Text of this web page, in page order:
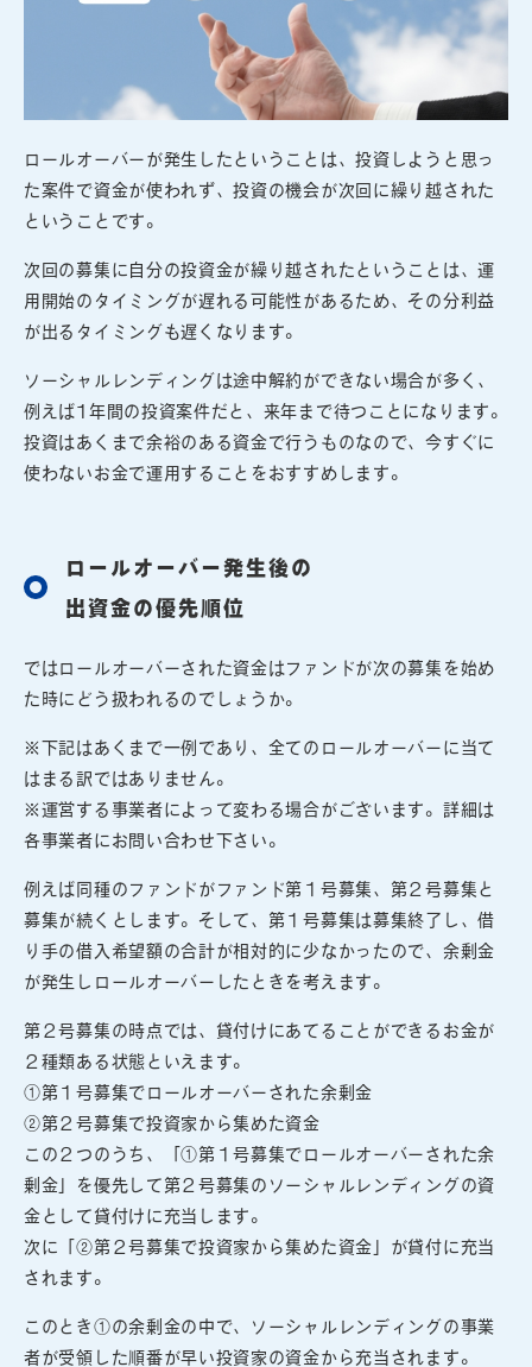
ロールオーバーが発生したということは、投資しようと思っ
た案件で資金が使われず、投資の機会が次回に繰り越された
ということです。
次回の募集に自分の投資金が繰り越されたということは、運
用開始のタイミングが遅れる可能性があるため、その分利益
が出るタイミングも遅くなります。
ソーシャルレンディングは途中解約ができない場合が多く、
例えば1年間の投資案件だと、来年まで待つことになります。
投資はあくまで余裕のある資金で行うものなので、今すぐに
使わないお金で運用することをおすすめします。
ロールオーバー発生後の
出資金の優先順位
ではロールオーバーされた資金はファンドが次の募集を始め
た時にどう扱われるのでしょうか。
※下記はあくまで一例であり、全てのロールオーバーに当て
はまる訳ではありません。
※運営する事業者によって変わる場合がございます。詳細は
各事業者にお問い合わせ下さい。
例えば同種のファンドがファンド第１号募集、第２号募集と
募集が続くとします。そして、第１号募集は募集終了し、借
り手の借入希望額の合計が相対的に少なかったので、余剰金
が発生しロールオーバーしたときを考えます。
第２号募集の時点では、貸付けにあてることができるお金が
２種類ある状態といえます。
①第１号募集でロールオーバーされた余剰金
②第２号募集で投資家から集めた資金
この２つのうち、「①第１号募集でロールオーバーされた余
剰金」を優先して第２号募集のソーシャルレンディングの資
金として貸付けに充当します。
次に「②第２号募集で投資家から集めた資金」が貸付に充当
されます。
このとき①の余剰金の中で、ソーシャルレンディングの事業
者が受領した順番が早い投資家の資金から充当されます。